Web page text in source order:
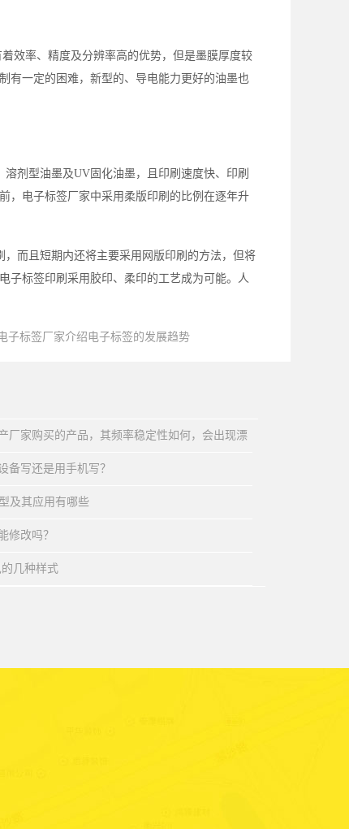
效率、精度及分辨率高的优势，但是墨膜厚度较
有一定的困难，新型的、导电能力更好的油墨也
剂型油墨及UV固化油墨，且印刷速度快、印刷
，电子标签厂家中采用柔版印刷的比例在逐年升
而且短期内还将主要采用网版印刷的方法，但将
子标签印刷采用胶印、柔印的工艺成为可能。人
子标签厂家介绍电子标签的发展趋势
厂家购买的产品，其频率稳定性如何，会出现漂
备写还是用手机写？
及其应用有哪些
修改吗？
几种样式